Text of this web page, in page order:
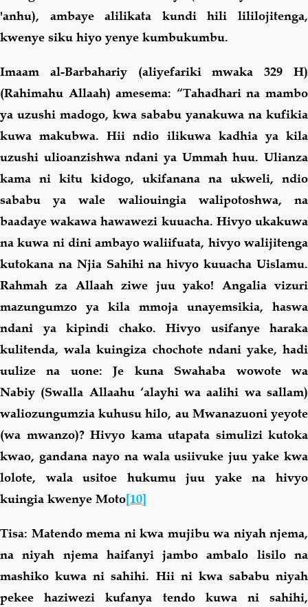
'anhu), ambaye alilikata kundi hili lililojitenga,
kwenye siku hiyo yenye kumbukumbu.
Imaam al-Barbahariy (aliyefariki mwaka 329 H)
(Rahimahu Allaah) amesema: “Tahadhari na mambo
ya uzushi madogo, kwa sababu yanakuwa na kufikia
kuwa makubwa. Hii ndio ilikuwa kadhia ya kila
uzushi ulioanzishwa ndani ya Ummah huu. Ulianza
kama ni kitu kidogo, ukifanana na ukweli, ndio
sababu ya wale waliouingia walipotoshwa, na
baadaye wakawa hawawezi kuuacha. Hivyo ukakuwa
na kuwa ni dini ambayo waliifuata, hivyo walijitenga
kutokana na Njia Sahihi na hivyo kuuacha Uislamu.
Rahmah za Allaah ziwe juu yako! Angalia vizuri
mazungumzo ya kila mmoja unayemsikia, haswa
ndani ya kipindi chako. Hivyo usifanye haraka
kulitenda, wala kuingiza chochote ndani yake, hadi
uulize na uone: Je kuna Swahaba wowote wa
Nabiy (Swalla Allaahu ‘alayhi wa aalihi wa sallam)
waliozungumzia kuhusu hilo, au Mwanazuoni yeyote
(wa mwanzo)? Hivyo kama utapata simulizi kutoka
kwao, gandana nayo na wala usiivuke juu yake kwa
lolote, wala usitoe hukumu juu yake na hivyo
kuingia kwenye Moto[10]
Tisa: Matendo mema ni kwa mujibu wa niyah njema,
na niyah njema haifanyi jambo ambalo lisilo na
mashiko kuwa ni sahihi. Hii ni kwa sababu niyah
pekee haziwezi kufanya tendo kuwa ni sahihi,